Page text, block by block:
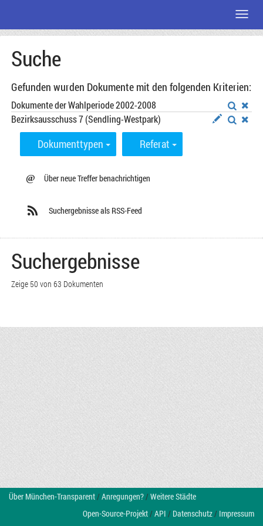
Seiteninhalt
Suche
Gefunden wurden Dokumente mit den folgenden Kriterien:
Dokumente der Wahlperiode 2002-2008
Bezirksausschuss 7 (Sendling-Westpark)
Dokumenttypen Referat
@ Über neue Treffer benachrichtigen
Suchergebnisse als RSS-Feed
Suchergebnisse
Zeige 50 von 63 Dokumenten
Über München-Transparent/Anregungen?/Weitere Städte
Open-Source-Projekt/API / Datenschutz/ Impressum